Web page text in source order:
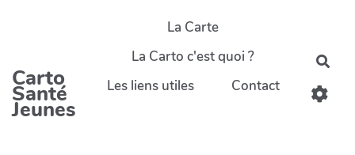
Carto
Santé
Jeunes
La Carte
La Carto c'est quoi ?
Les liens utiles
Contact